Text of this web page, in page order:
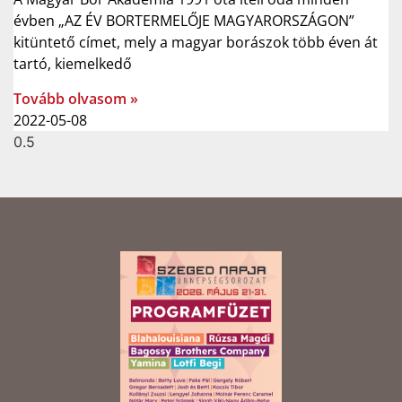
évben „AZ ÉV BORTERMELŐJE MAGYARORSZÁGON”
kitüntető címet, mely a magyar borászok több éven át
tartó, kiemelkedő
Tovább olvasom »
2022-05-08